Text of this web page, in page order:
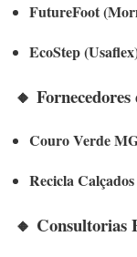
FutureFoot
EcoStep
🔸
Couro Verde
Recicla Calçados
🔸 Consultorias